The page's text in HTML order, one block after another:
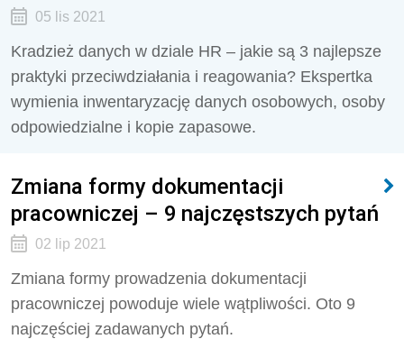
05 lis 2021
Kradzież danych w dziale HR – jakie są 3 najlepsze
praktyki przeciwdziałania i reagowania? Ekspertka
wymienia inwentaryzację danych osobowych, osoby
odpowiedzialne i kopie zapasowe.
Zmiana formy dokumentacji
pracowniczej – 9 najczęstszych pytań
02 lip 2021
Zmiana formy prowadzenia dokumentacji
pracowniczej powoduje wiele wątpliwości. Oto 9
najczęściej zadawanych pytań.